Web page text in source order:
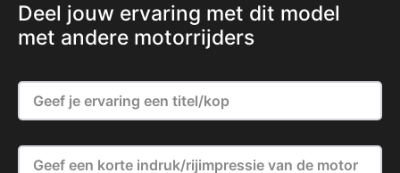
Deel jouw ervaring met dit model
met andere motorrijders